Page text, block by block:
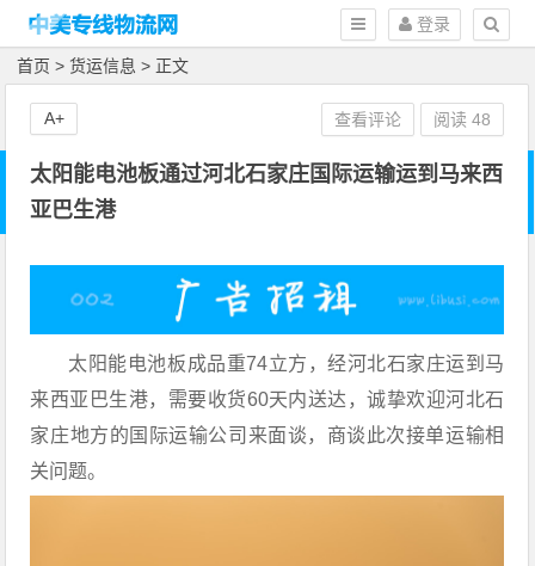
登录
首页 > 货运信息 > 正文
太阳能电池板通过河北石家庄国际运输运到马来西
亚巴生港
太阳能电池板成品重74立方，经河北石家庄运到马
来西亚巴生港，需要收货60天内送达，诚挚欢迎河北石
家庄地方的国际运输公司来面谈，商谈此次接单运输相
关问题。
查看评论 阅读48
A+